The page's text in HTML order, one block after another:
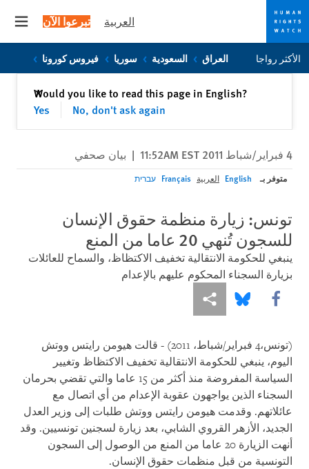
Skip
to
Skip
to
العربية تبرعوا الآن
الأكثر رواجا العراق السعودية سوريا فيروس كورونا
Would you like to read this page in English?
Yes
No, don't ask again
✕إغلاق
4 فبراير/شباط 2011 11:52AM EST | بيان صحفي
متوفر بـ English العربية Français עברית
تونس: زيارة منظمة حقوق الإنسان
للسجون تُنهي 20 عاما من المنع
ينبغي للحكومة الانتقالية تخفيف الاكتظاظ، والسماح للعائلات
بزيارة السجناء المحكوم عليهم بالإعدام
Share this via Facebook
Share this via Bluesky
Share this via مشاركة
(تونس،4 فبراير/شباط، 2011) - قالت هيومن رايتس ووتش
اليوم، ينبغي للحكومة الانتقالية تخفيف الاكتظاظ وتغيير
السياسة المفروضة منذ أكثر من 15 عاما والتي تقضي بحرمان
السجناء الذين يواجهون عقوبة الإعدام من أي اتصال مع
عائلاتهم. وقدمت هيومن رايتس ووتش طلبات إلى وزير العدل
الجديد، الأزهر القروي الشابي، بعد زيارة لسجنين تونسيين. وقد
أنهت الزيارة 20 عاما من المنع من الوصول إلى السجون
التونسية من قبل منظمات حقوق الإنسان.